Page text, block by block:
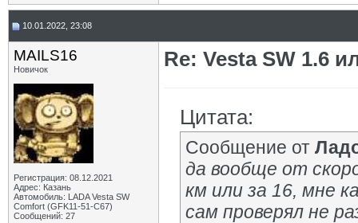
10.01.2022, 23:08
MAILS16
Новичок
Регистрация: 08.12.2021
Адрес: Казань
Автомобиль: LADA Vesta SW
Comfort (GFK11-51-C67)
Сообщений: 27
Re: Vesta SW 1.6
Цитата:
Сообщение от
да вообще от
км или за 16, мне
сам проверял не